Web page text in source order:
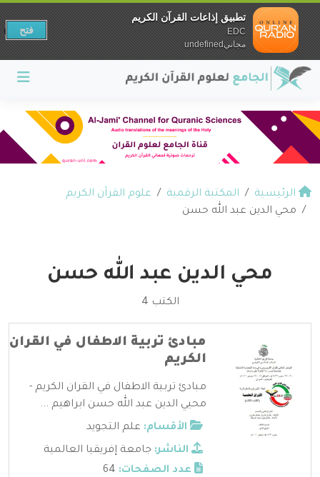
الرئيسية المكتبة الرقمية
علوم القرآن الكريم
محي الدين عبد الله حسن
محي الدين عبد الله حسن
الكتب 4
مبادئ تربية الاطفال في القران
الكريم
مبادئ تربية الاطفال في القران الكريم -
محيي الدين عبد الله حسن ابراهيم ...
الأقسام: علم التجويد
الناشر: جامعة إفريقيا العالمية
عدد الصفحات:
تطبيق إذاعات القرآن الكريم
EDC
مجانيundefined
فتح